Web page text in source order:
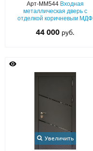
Арт-ММ544 Входная
металлическая дверь с
отделкой коричневым МДФ
узкими вставками стекла
44 000 руб.
Увеличить